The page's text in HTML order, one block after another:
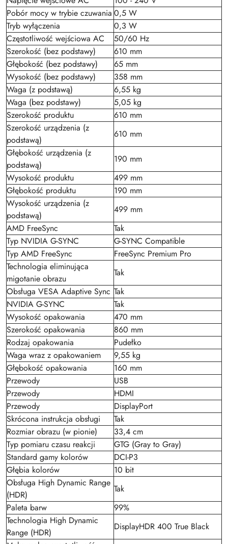
Pobór mocy w trybie czuwania 0,5 W
Tryb wyłączenia
0,3 W
Częstotliwość wejściowa AC
50/60 Hz
Szerokość (bez podstawy)
610 mm
Głębokość (bez podstawy)
65 mm
Wysokość (bez podstawy)
358 mm
Waga (z podstawą)
6,55 kg
Waga (bez podstawy)
5,05 kg
Szerokość produktu
610 mm
Szerokość urządzenia (z
podstawą)
610 mm
Głębokość urządzenia (z
podstawą)
190 mm
Wysokość produktu
499 mm
Głębokość produktu
190 mm
Wysokość urządzenia (z
podstawą)
499 mm
AMD FreeSync
Tak
Typ NVIDIA G-SYNC
G-SYNC Compatible
Typ AMD FreeSync
FreeSync Premium Pro
Technologia eliminująca
migotanie obrazu
Tak
Obsługa VESA Adaptive Sync Tak
NVIDIA G-SYNC
Tak
Wysokość opakowania
470 mm
Szerokość opakowania
860 mm
Rodzaj opakowania
Pudełko
Waga wraz z opakowaniem
9,55 kg
Głębokość opakowania
160 mm
Przewody
USB
Przewody
HDMI
Przewody
DisplayPort
Skrócona instrukcja obsługi
Tak
Rozmiar obrazu (w pionie)
33,4 cm
Typ pomiaru czasu reakcji
GTG (Gray to Gray)
Standard gamy kolorów
DCI-P3
Głębia kolorów
10 bit
Obsługa High Dynamic Range
(HDR)
Tak
Paleta barw
99%
Technologia High Dynamic
Range (HDR)
DisplayHDR 400 True Black